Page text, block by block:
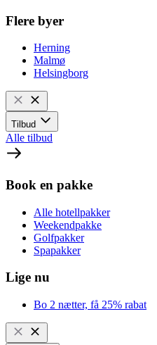
Flere byer
Herning
Malmø
Helsingborg
Tilbud
Alle tilbud
Book en pakke
Alle hotellpakker
Weekendpakke
Golfpakker
Spapakker
Lige nu
Bo 2 nætter, få 25% rabat